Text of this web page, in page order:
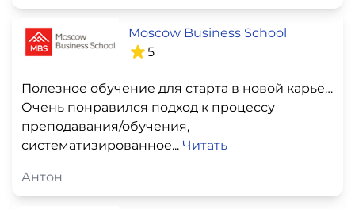
Moscow Business School
5
Полезное обучение для старта в новой карьере
Очень понравился подход к процессу
преподавания/обучения,
систематизированное... Читать
Антон